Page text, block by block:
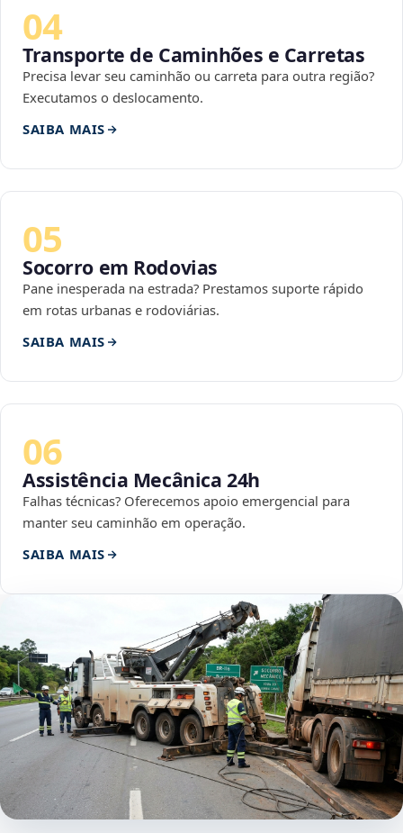
04
Transporte de Caminhões e Carretas
Precisa levar seu caminhão ou carreta para outra região?
Executamos o deslocamento.
SAIBA MAIS
05
Socorro em Rodovias
Pane inesperada na estrada? Prestamos suporte rápido
em rotas urbanas e rodoviárias.
SAIBA MAIS
06
Assistência Mecânica 24h
Falhas técnicas? Oferecemos apoio emergencial para
manter seu caminhão em operação.
SAIBA MAIS